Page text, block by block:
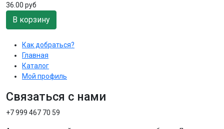
36.00 руб
В корзину
Как добраться?
Главная
Каталог
Мой профиль
Связаться с нами
+7 999 467 70 59